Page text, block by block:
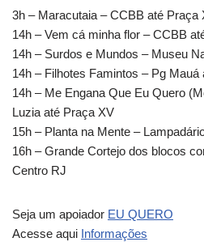
3h – Maracutaia – CCBB até Praça
14h – Vem cá minha flor – CCBB
14h – Surdos e Mundos – Museu
14h – Filhotes Famintos – Pg Mauá
14h – Me Engana Que Eu Quero
Luzia até Praça XV
15h – Planta na Mente –
16h – Grande Cortejo dos blocos
Centro RJ
Seja um apoiador EU QUERO
Acesse aqui Informações